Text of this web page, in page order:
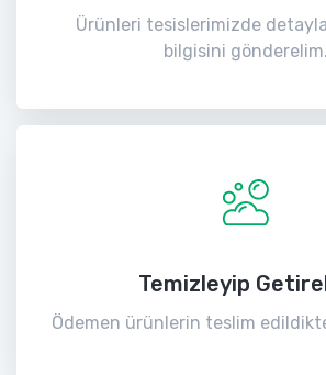
Ürünleri tesislerimizde
bilgisini gönderelim.
Temizleyip
Ödemen ürünlerin teslim